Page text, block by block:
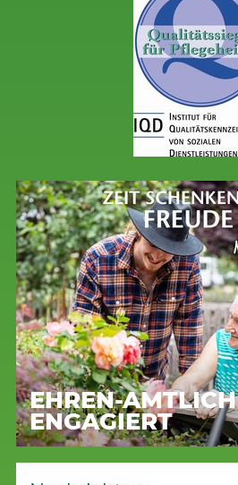
EHREN-AMTLICH
ENGAGIERT